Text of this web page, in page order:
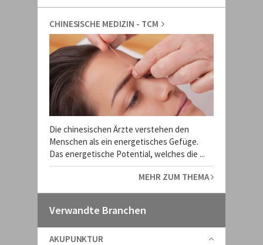
CHINESISCHE MEDIZIN - TCM
Die chinesischen Ärzte verstehen den
Menschen als ein energetisches Gefüge.
Das energetische Potential, welches die ...
MEHR ZUM THEMA
Verwandte Branchen
AKUPUNKTUR